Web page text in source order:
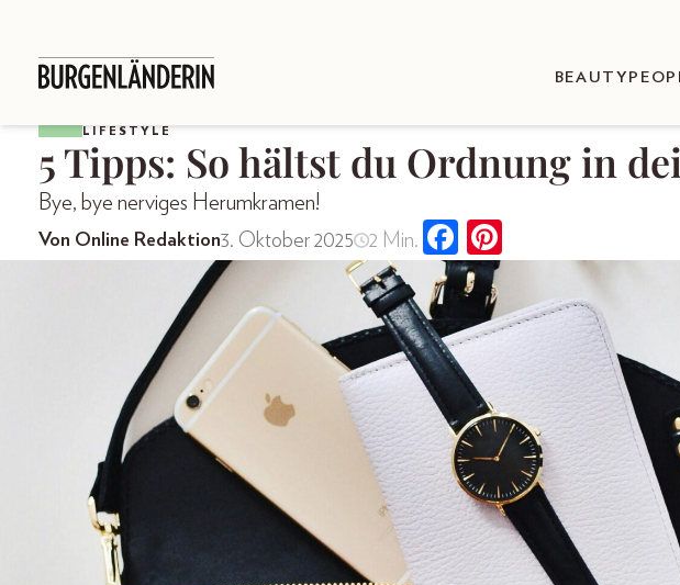
BEAUTY
LIFESTYLE
5 Tipps: So hältst du Ordnung in
Bye, bye nerviges Herumkramen!
Von Online Redaktion3. Oktober 2025 2 Min.